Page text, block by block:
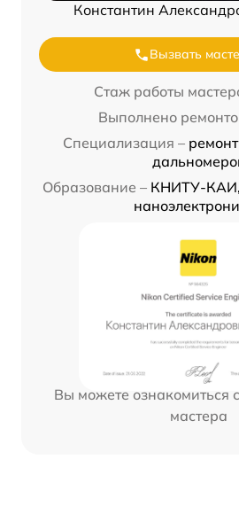
Константин
Вызвать
Стаж работы
Выполнено
Специализация –
Образование – КНИТУ-КАИ,
Вы можете ознакомиться
мастера